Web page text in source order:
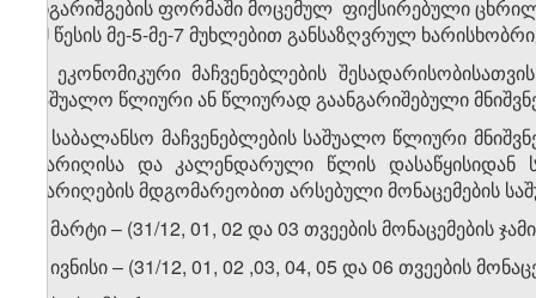
ანგარიშგების ფორმაში მოცემულ ფიქსირებული
ამ წესის მე-5-მე-7 მუხლებით განსაზღვრულ
2. ეკონომიკური მაჩვენებლების
საშუალო წლიური ან წლიურად გაანგარიშებული
3. საბალანსო მაჩვენებლების საშუალო წლიური
თარიღისა და კალენდარული წლის
თარიღების მდგომარეობით არსებული მონაცემების
ა) მარტი – (31/12, 01, 02 და 03 თვეების მონაცემების
ბ) ივნისი – (31/12, 01, 02 ,03, 04, 05 და 06 თვეების